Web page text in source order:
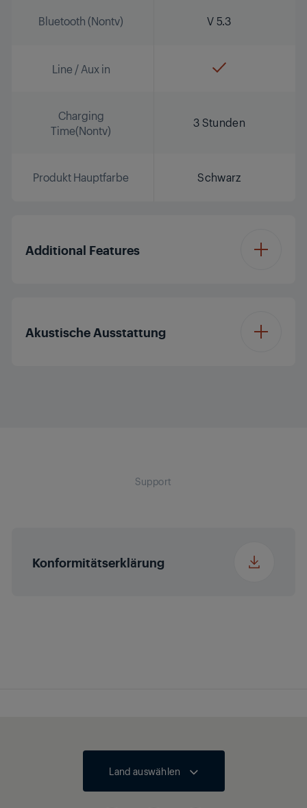
Bluetooth (Nontv) V 5.3
Line / Aux in
Charging
Time(Nontv)
3 Stunden
Produkt Hauptfarbe Schwarz
Additional Features
Akustische Ausstattung
Support
Konformitätserklärung
Land auswählen